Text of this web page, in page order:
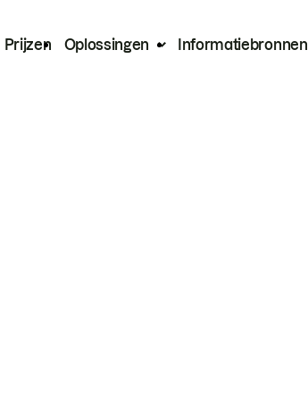
Prijzen Oplossingen Informatiebronnen